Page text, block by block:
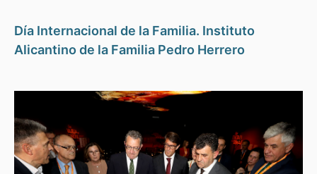
Día Internacional de la Familia. Instituto
Alicantino de la Familia Pedro Herrero